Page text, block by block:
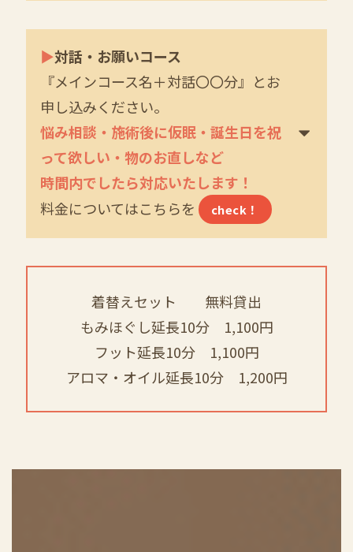
▶対話・お願いコース
『メインコース名＋対話〇〇分』とお
申し込みください。
悩み相談・施術後に仮眠・誕生日を祝
って欲しい・物のお直しなど
時間内でしたら対応いたします！
料金についてはこちらを
check！
着替えセット 無料貸出
もみほぐし延長10分 1,100円
フット延長10分 1,100円
アロマ・オイル延長10分 1,200円